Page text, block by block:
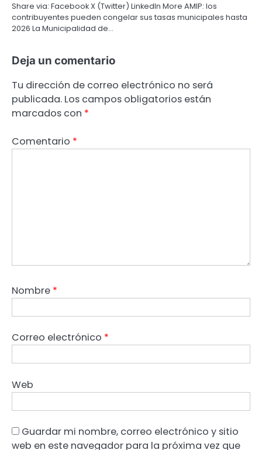
Share via: Facebook X (Twitter) LinkedIn More AMIP: los
contribuyentes pueden congelar sus tasas municipales hasta
2026 La Municipalidad de…
Deja un comentario
Tu dirección de correo electrónico no será
publicada. Los campos obligatorios están
marcados con *
Comentario *
Nombre *
Correo electrónico *
Web
Guardar mi nombre, correo electrónico y sitio
web en este navegador para la próxima vez que